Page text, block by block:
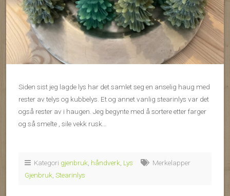
Siden sist jeg lagde lys har det samlet seg en anselig haug med
rester av telys og kubbelys. Et og annet vanlig stearinlys var det
også rester av i haugen. Jeg begynte med å sortere etter farger
og så smelte , sile vekk rusk…
Kategori gjenbruk, håndverk, Lys
Merkelapper
Gjenbruk, Stearinlys